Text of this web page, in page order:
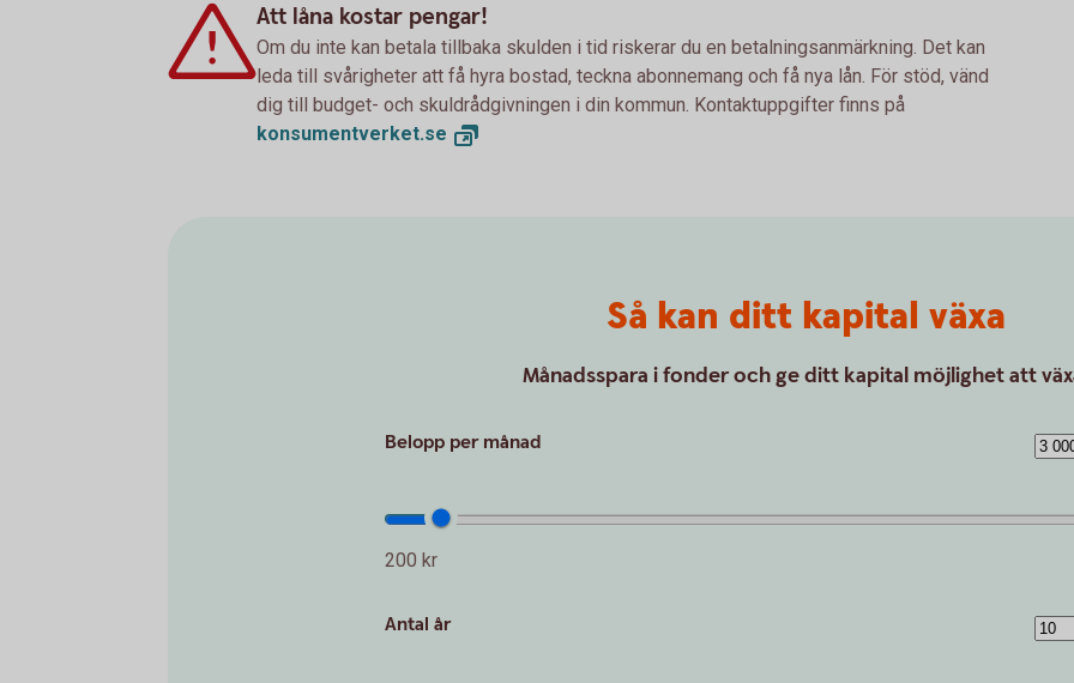
Att låna kostar pengar!
Om du inte kan betala tillbaka skulden i tid riskerar du en betalningsanmärkning. Det kan
leda till svårigheter att få hyra bostad, teckna abonnemang och få nya lån. För stöd, vänd
dig till budget- och skuldrådgivningen i din kommun. Kontaktuppgifter finns på
konsumentverket.se
Så kan ditt kapital växa
Månadsspara i fonder och ge ditt kapital möjlighet att
Belopp per månad
200 kr
Antal år